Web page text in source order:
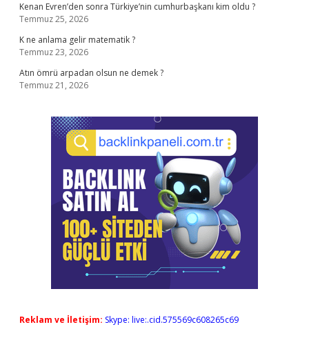
Kenan Evren’den sonra Türkiye’nin cumhurbaşkanı kim oldu ?
Temmuz 25, 2026
K ne anlama gelir matematik ?
Temmuz 23, 2026
Atın ömrü arpadan olsun ne demek ?
Temmuz 21, 2026
Reklam ve İletişim: Skype: live:.cid.575569c608265c69